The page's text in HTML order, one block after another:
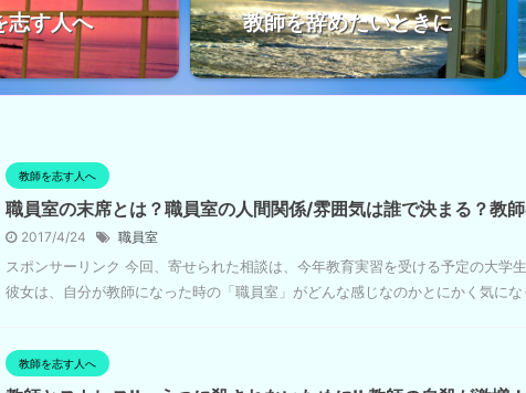
志す人へ 教師を辞めたいときに
教師を志す人へ
職員室の末席とは？職員室の人間関係/雰囲気は誰で決まる？教
2017/4/24 職員室
スポンサーリンク 今回、寄せられた相談は、今年教育実習を受ける予定の大学
彼女は、自分が教師になった時の「職員室」がどんな感じなのかとにかく気に
教師を志す人へ